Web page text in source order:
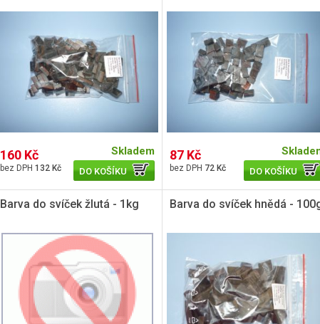
160 Kč
132 Kč
Skladem
DO KOŠÍKU
87 Kč
72 Kč DO KOŠÍKU
Barva do svíček žlutá - 1kg Barva do svíček hnědá -